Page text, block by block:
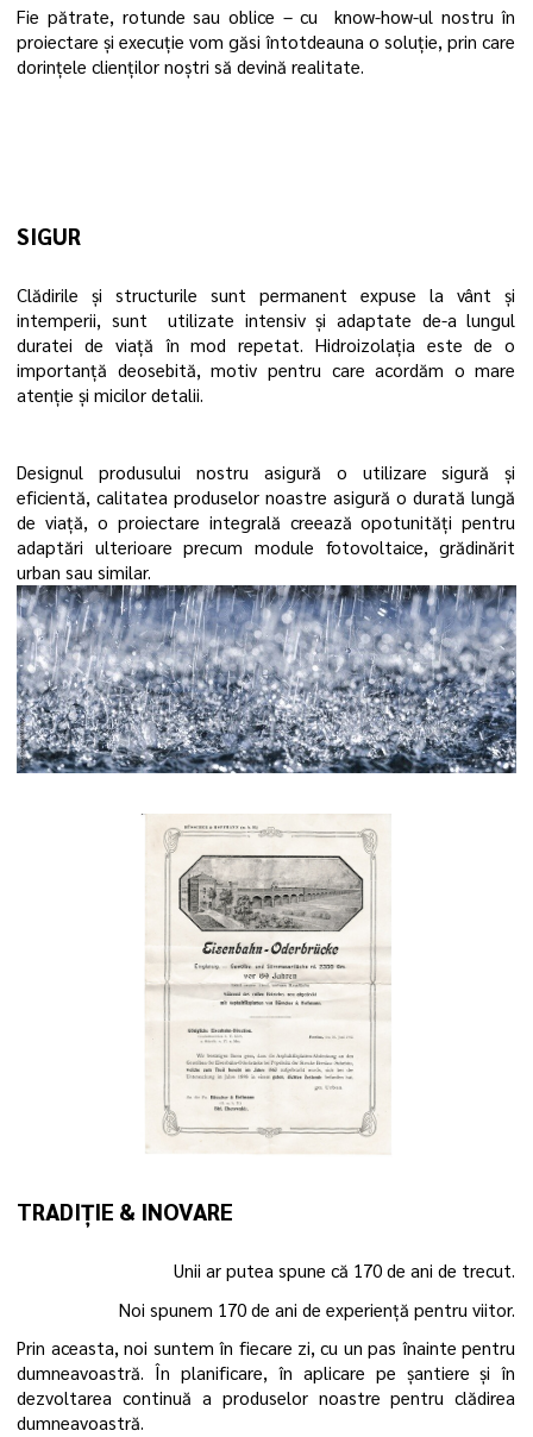
Fie pătrate, rotunde sau oblice – cu know-how-ul nostru în
proiectare și execuție vom găsi întotdeauna o soluție, prin care
dorințele clienților noștri să devină realitate.
SIGUR
Clădirile și structurile sunt permanent expuse la vânt și
intemperii, sunt utilizate intensiv și adaptate de-a lungul
duratei de viață în mod repetat. Hidroizolația este de o
importanță deosebită, motiv pentru care acordăm o mare
atenție și micilor detalii.
Designul produsului nostru asigură o utilizare sigură și
eficientă, calitatea produselor noastre asigură o durată lungă
de viață, o proiectare integrală creează opotunități pentru
adaptări ulterioare precum module fotovoltaice, grădinărit
urban sau similar.
TRADIȚIE & INOVARE
Unii ar putea spune că 170 de ani de trecut.
Noi spunem 170 de ani de experiență pentru viitor.
Prin aceasta, noi suntem în fiecare zi, cu un pas înainte pentru
dumneavoastră. În planificare, în aplicare pe șantiere și în
dezvoltarea continuă a produselor noastre pentru clădirea
dumneavoastră.